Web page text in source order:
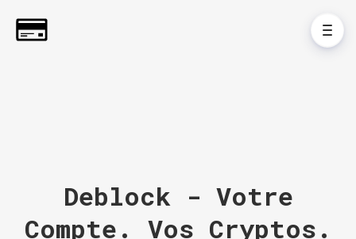
Deblock - Votre
Compte. Vos Cryptos.